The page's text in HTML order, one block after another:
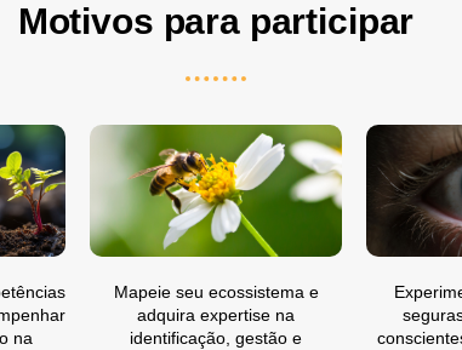
Motivos para participar
na
Mapeie seu ecossistema e
adquira expertise na
identificação, gestão e